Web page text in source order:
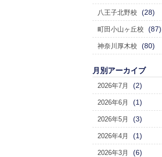
八王子北野校 (28)
町田小山ヶ丘校 (87)
神奈川厚木校 (80)
月別アーカイブ
2026年7月 (2)
2026年6月 (1)
2026年5月 (3)
2026年4月 (1)
2026年3月 (6)